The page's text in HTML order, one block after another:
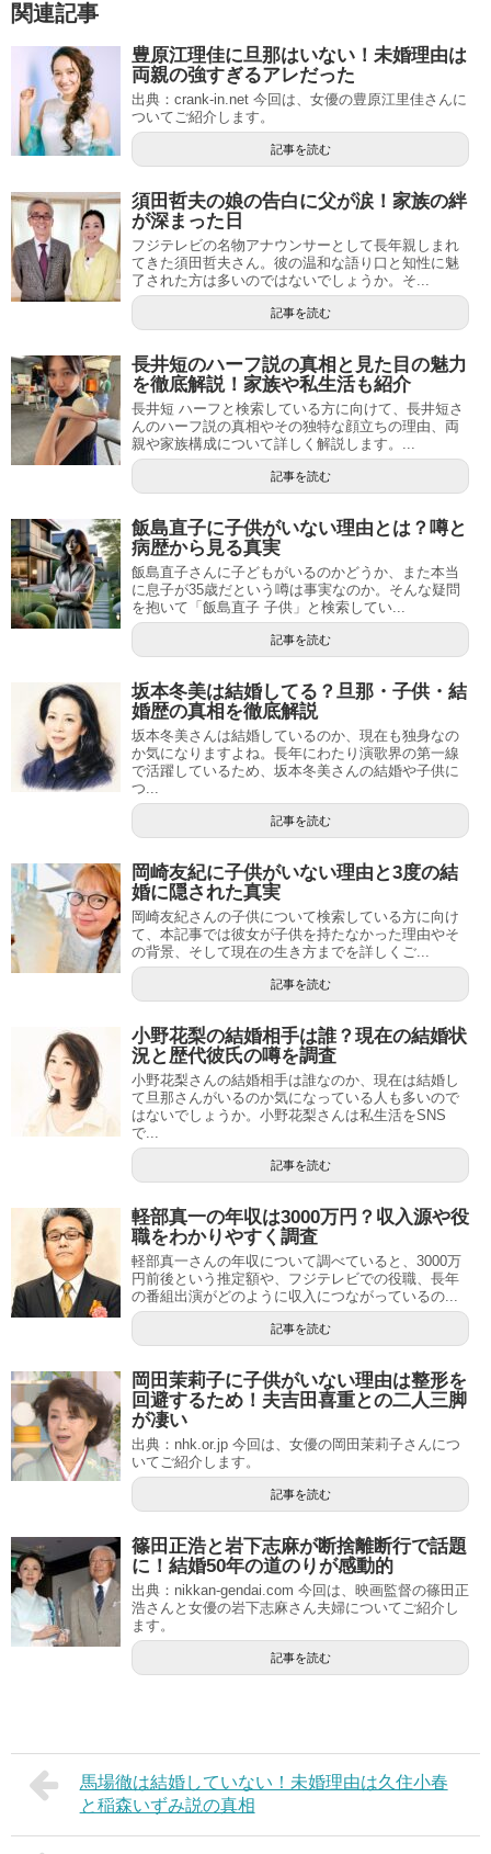
関連記事
豊原江理佳に旦那はいない！未婚理由は
両親の強すぎるアレだった
出典：crank-in.net 今回は、女優の豊原江里佳さんに
ついてご紹介します。
記事を読む
須田哲夫の娘の告白に父が涙！家族の絆
が深まった日
フジテレビの名物アナウンサーとして長年親しまれ
てきた須田哲夫さん。彼の温和な語り口と知性に魅
了された方は多いのではないでしょうか。そ...
記事を読む
長井短のハーフ説の真相と見た目の魅力
を徹底解説！家族や私生活も紹介
長井短 ハーフと検索している方に向けて、長井短さ
んのハーフ説の真相やその独特な顔立ちの理由、両
親や家族構成について詳しく解説します。...
記事を読む
飯島直子に子供がいない理由とは？噂と
病歴から見る真実
飯島直子さんに子どもがいるのかどうか、また本当
に息子が35歳だという噂は事実なのか。そんな疑問
を抱いて「飯島直子 子供」と検索してい...
記事を読む
坂本冬美は結婚してる？旦那・子供・結
婚歴の真相を徹底解説
坂本冬美さんは結婚しているのか、現在も独身なの
か気になりますよね。長年にわたり演歌界の第一線
で活躍しているため、坂本冬美さんの結婚や子供に
つ...
記事を読む
岡崎友紀に子供がいない理由と3度の結
婚に隠された真実
岡崎友紀さんの子供について検索している方に向け
て、本記事では彼女が子供を持たなかった理由やそ
の背景、そして現在の生き方までを詳しくご...
記事を読む
小野花梨の結婚相手は誰？現在の結婚状
況と歴代彼氏の噂を調査
小野花梨さんの結婚相手は誰なのか、現在は結婚し
て旦那さんがいるのか気になっている人も多いので
はないでしょうか。小野花梨さんは私生活をSNS
で...
記事を読む
軽部真一の年収は3000万円？収入源や役
職をわかりやすく調査
軽部真一さんの年収について調べていると、3000万
円前後という推定額や、フジテレビでの役職、長年
の番組出演がどのように収入につながっているの...
記事を読む
岡田茉莉子に子供がいない理由は整形を
回避するため！夫吉田喜重との二人三脚
が凄い
出典：nhk.or.jp 今回は、女優の岡田茉莉子さんにつ
いてご紹介します。
記事を読む
篠田正浩と岩下志麻が断捨離断行で話題
に！結婚50年の道のりが感動的
出典：nikkan-gendai.com 今回は、映画監督の篠田正
浩さんと女優の岩下志麻さん夫婦についてご紹介し
ます。
記事を読む
馬場徹は結婚していない！未婚理由は久住小春
と稲森いずみ説の真相